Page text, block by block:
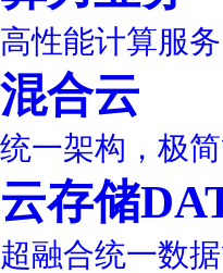
高性能计算服务
混合云
统一架构，极
云存储
超融合统一数